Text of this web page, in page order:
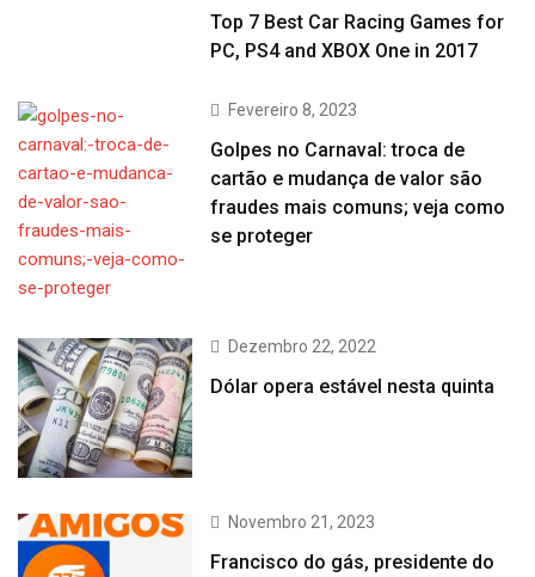
Top 7 Best Car Racing Games for
PC, PS4 and XBOX One in 2017
Fevereiro 8, 2023
Golpes no Carnaval: troca de
cartão e mudança de valor são
fraudes mais comuns; veja como
se proteger
Dezembro 22, 2022
Dólar opera estável nesta quinta
Novembro 21, 2023
Francisco do gás, presidente do